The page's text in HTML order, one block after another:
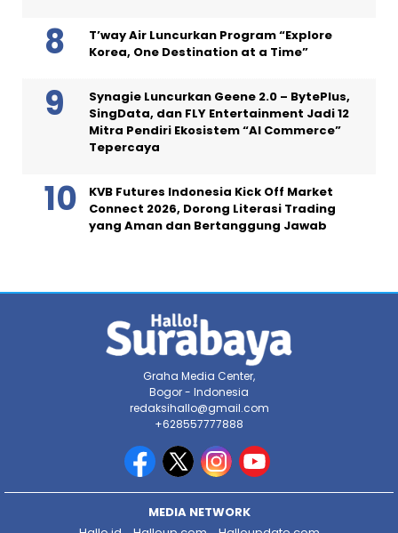
T’way Air Luncurkan Program “Explore
Korea, One Destination at a Time”
Synagie Luncurkan Geene 2.0 – BytePlus,
SingData, dan FLY Entertainment Jadi 12
Mitra Pendiri Ekosistem “AI Commerce”
Tepercaya
KVB Futures Indonesia Kick Off Market
Connect 2026, Dorong Literasi Trading
yang Aman dan Bertanggung Jawab
Graha Media Center,
Bogor - Indonesia
redaksihallo@gmail.com
+628557777888
MEDIA NETWORK